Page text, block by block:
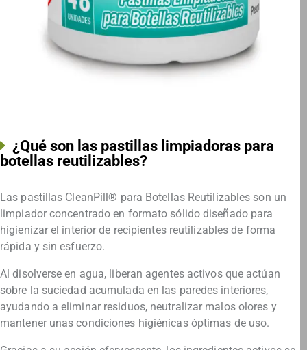
¿Qué son las pastillas limpiadoras para
botellas reutilizables?
Las pastillas CleanPill® para Botellas Reutilizables son un
limpiador concentrado en formato sólido diseñado para
higienizar el interior de recipientes reutilizables de forma
rápida y sin esfuerzo.
Al disolverse en agua, liberan agentes activos que actúan
sobre la suciedad acumulada en las paredes interiores,
ayudando a eliminar residuos, neutralizar malos olores y
mantener unas condiciones higiénicas óptimas de uso.